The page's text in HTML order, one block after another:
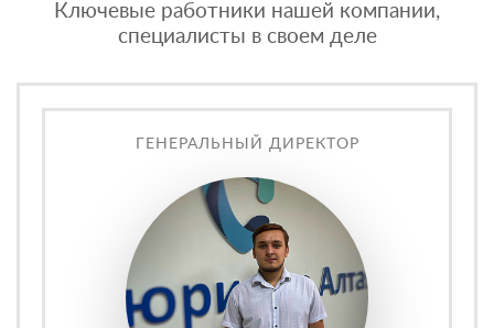
Ключевые работники нашей компании,
специалисты в своем деле
ГЕНЕРАЛЬНЫЙ ДИРЕКТОР